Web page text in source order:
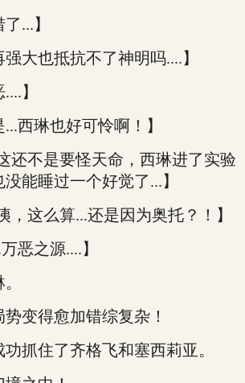
...】
强大也抵抗不了神明吗....】
】
...西琳也好可怜啊！】
还不是要怪天命，西琳进了实验
能睡过一个好觉了...】
，这么算...还是因为奥托？！】
恶之源....】
变得愈加错综复杂！
抓住了齐格飞和塞西莉亚。